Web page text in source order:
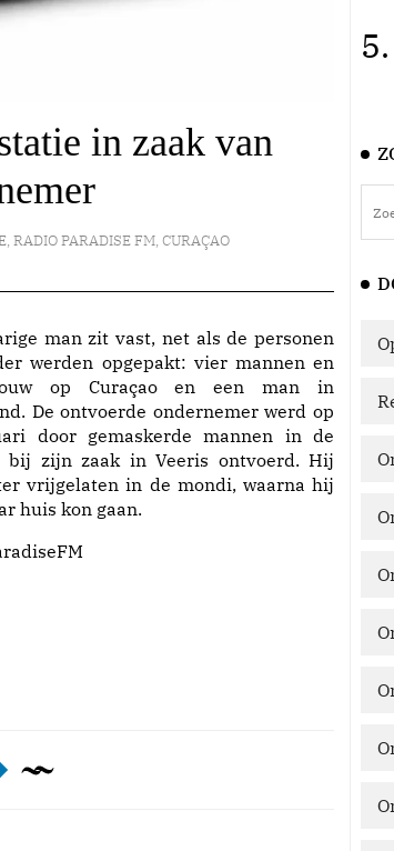
in zaak van
,RADIO PARADISE FM,CURAÇAO
man zit vast, net als de personen
werden opgepakt: vier mannen en
op Curaçao en een man in
De ontvoerde ondernemer werd op
door gemaskerde mannen in de
bij zijn zaak in Veeris ontvoerd. Hij
vrijgelaten in de mondi, waarna hij
huis kon gaan.
5.